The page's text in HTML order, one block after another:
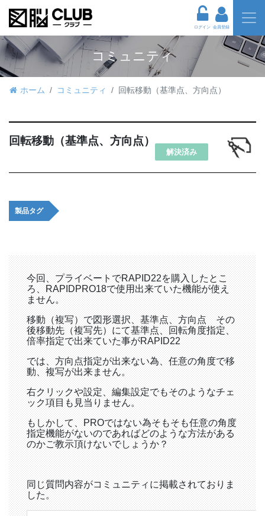
ログイン 会員登録
コミュニティ
ホーム コミュニティ 回転移動（基準点、方向点）
回転移動（基準点、方向点）
解決済み
製品タグ
今回、プライベートでRAPID22を購入したとこ
ろ、RAPIDPRO18で使用出来ていた機能が使え
ません。
移動（複写）で図形選択、基準点、方向点 その
後移動先（複写先）にて基準点、回転角度指定、
倍率指定で出来ていた事がRAPID22
では、方向点指定が出来ない為、任意の角度で移
動、複写が出来ません。
右クリックや設定、編集設定でもそのようなチェ
ック項目も見当りません。
もしかして、PROではない為そもそも任意の角度
指定機能がないのであればどのような方法がある
のかご教示頂けないでしょうか？
同じ質問内容がコミュニティに掲載されておりま
した。